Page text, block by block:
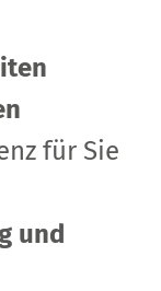
für Sie
und